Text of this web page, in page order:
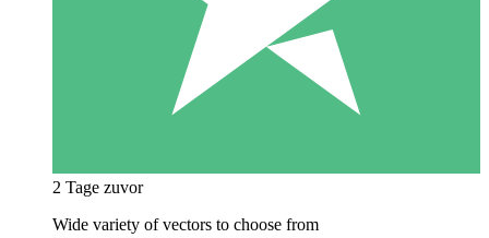
2 Tage zuvor
Wide variety of vectors to choose from